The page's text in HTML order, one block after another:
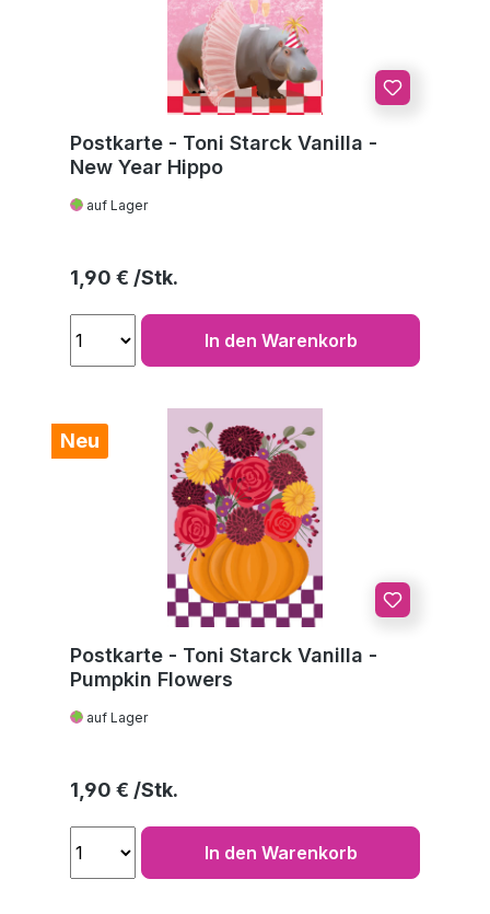
Postkarte - Toni Starck Vanilla -
New Year Hippo
auf Lager
Regulärer Preis:
1,90 €
In den Warenkorb
Neu
Postkarte - Toni Starck Vanilla -
Pumpkin Flowers
auf Lager
Regulärer Preis:
1,90 €
In den Warenkorb